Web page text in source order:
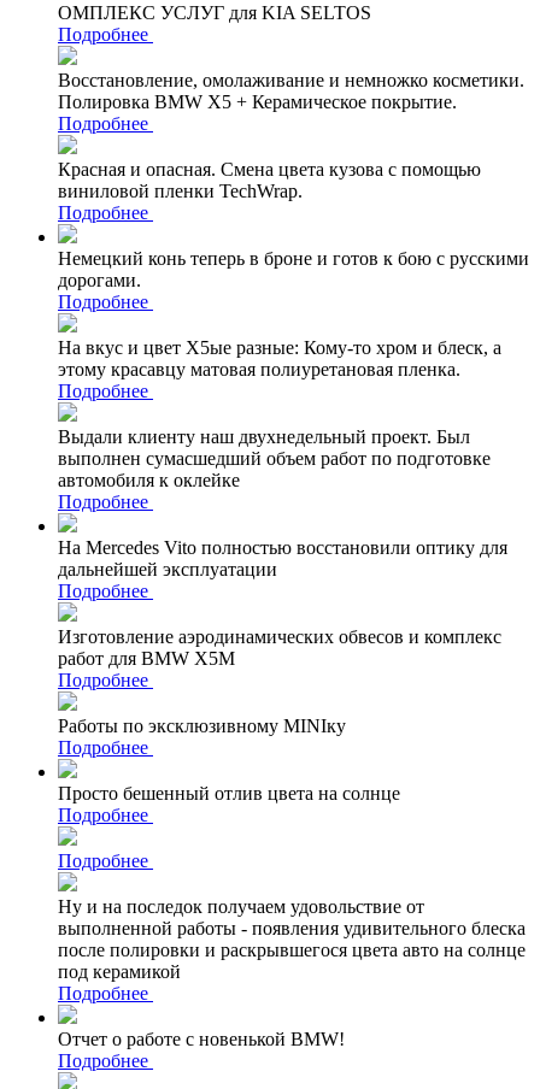
ОМПЛЕКС УСЛУГ для KIA SELTOS
Подробнее
Восстановление, омолаживание и немножко косметики.
Полировка BMW X5 + Керамическое покрытие.
Подробнее
Красная и опасная. Смена цвета кузова с помощью
виниловой пленки TechWrap.
Подробнее
Немецкий конь теперь в броне и готов к бою с русскими
дорогами.
Подробнее
На вкус и цвет Х5ые разные: Кому-то хром и блеск, а
этому красавцу матовая полиуретановая пленка.
Подробнее
Выдали клиенту наш двухнедельный проект. Был
выполнен сумасшедший объем работ по подготовке
автомобиля к оклейке
Подробнее
На Mercedes Vito полностью восстановили оптику для
дальнейшей эксплуатации
Подробнее
Изготовление аэродинамических обвесов и комплекс
работ для BMW X5M
Подробнее
Работы по эксклюзивному MINIку
Подробнее
Просто бешенный отлив цвета на солнце
Подробнее
Подробнее
Ну и на последок получаем удовольствие от
выполненной работы - появления удивительного блеска
после полировки и раскрывшегося цвета авто на солнце
под керамикой
Подробнее
Отчет о работе с новенькой BMW!
Подробнее